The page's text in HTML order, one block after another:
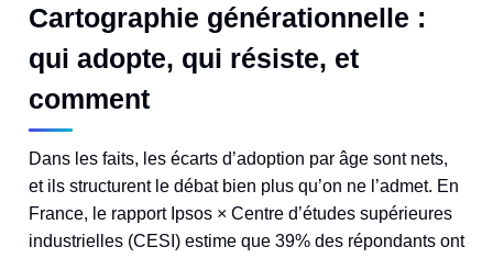
Cartographie générationnelle :
qui adopte, qui résiste, et
comment
Dans les faits, les écarts d’adoption par âge sont nets,
et ils structurent le débat bien plus qu’on ne l’admet. En
France, le rapport Ipsos × Centre d’études supérieures
industrielles (CESI) estime que 39% des répondants ont